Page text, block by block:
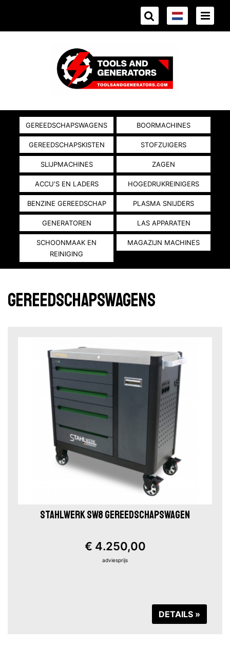
GEREEDSCHAPSWAGENS BOORMACHINES
GEREEDSCHAPSKISTEN STOFZUIGERS
SLIJPMACHINES ZAGEN
ACCU'S EN LADERS HOGEDRUKREINIGERS
BENZINE GEREEDSCHAP PLASMA SNIJDERS
GENERATOREN LAS APPARATEN
SCHOONMAAK EN
REINIGING
MAGAZIJN MACHINES
gereedschapswagens
STAHLWERK SW8 GEREEDSCHAPSWAGEN
€ 4.250,00
adviesprijs
DETAILS »